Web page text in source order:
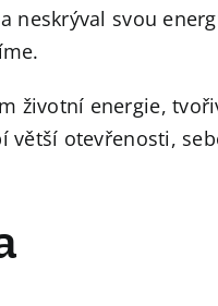
neskrýval svou
životní energie,
otevřenosti,